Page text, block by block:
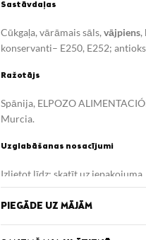
Sastāvdaļas
Cūkgaļa, vārāmais sāls, vājpiens,
konservanti– E250, E252;
Ražotājs
Spānija, ELPOZO
Murcia.
Uzglabāšanas nosacījumi
Izlietot līdz: skatīt uz iepakojuma.
Uzturvērtība (100g/ml)
Enerģētiskā vērtība 1900 kJ /
PIEGĀDE UZ MĀJĀM